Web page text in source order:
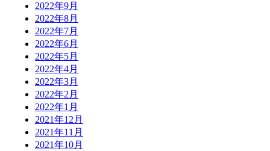
2022年9月
2022年8月
2022年7月
2022年6月
2022年5月
2022年4月
2022年3月
2022年2月
2022年1月
2021年12月
2021年11月
2021年10月